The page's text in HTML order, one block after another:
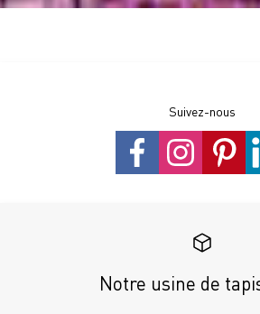
Suivez-nous
Notre usine de